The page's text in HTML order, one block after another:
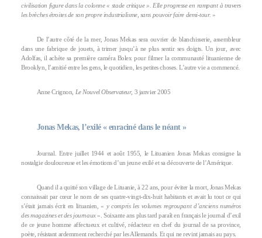
civilisation figure dans la colonne « stade critique ». Elle progresse en rampant à travers
les brèches étroites de son propre industrialisme, sans pouvoir faire demi-tour. »
De l’autre côté de la mer, Jonas Mekas sera ouvrier de blanchisserie, assembleur
dans une fabrique de jouets, à trimer jusqu’à ne plus sentir ses doigts. Un jour, avec
Adolfas, il achète sa première caméra Bolex pour filmer la communauté lituanienne de
Brooklyn, l’amitié entre les gens, le quotidien, les petites choses. L’autre vie a commencé.
Anne Crignon, Le Nouvel Observateur, 3 janvier 2005
Jonas Mekas, l’exilé « enraciné dans le néant »
Journal. Entre juillet 1944 et août 1955, le Lituanien Jonas Mekas consigne la
nostalgie douloureuse et les émotions d’un jeune exilé et sa découverte de l’Amérique.
Quand il a quitté son village de Lituanie, à 22 ans, pour éviter la mort, Jonas Mekas
connaissait par cœur le nom de ses quatre-vingt-dix-huit habitants et avait lu tout ce qui
s’était jamais écrit en lituanien, « y compris les volumes regroupant d’anciens numéros
des magazines et des journaux». Soixante ans plus tard paraît en français le journal d’exil
de ce jeune homme affectueux et cultivé, rédacteur en chef du journal de sa province,
poète, résistant ardemment recherché par les Allemands. Et qui ne revint jamais au pays.